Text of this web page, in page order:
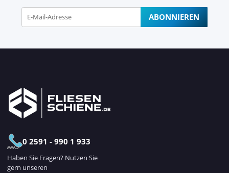
ABONNIEREN
0 2591 - 990 1 933
Haben Sie Fragen? Nutzen Sie
gern unseren